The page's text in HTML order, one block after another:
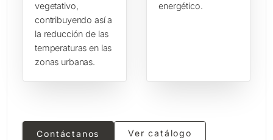
vegetativo,
contribuyendo así a
la reducción de las
temperaturas en las
zonas urbanas.
energético.
Contáctanos Ver catálogo